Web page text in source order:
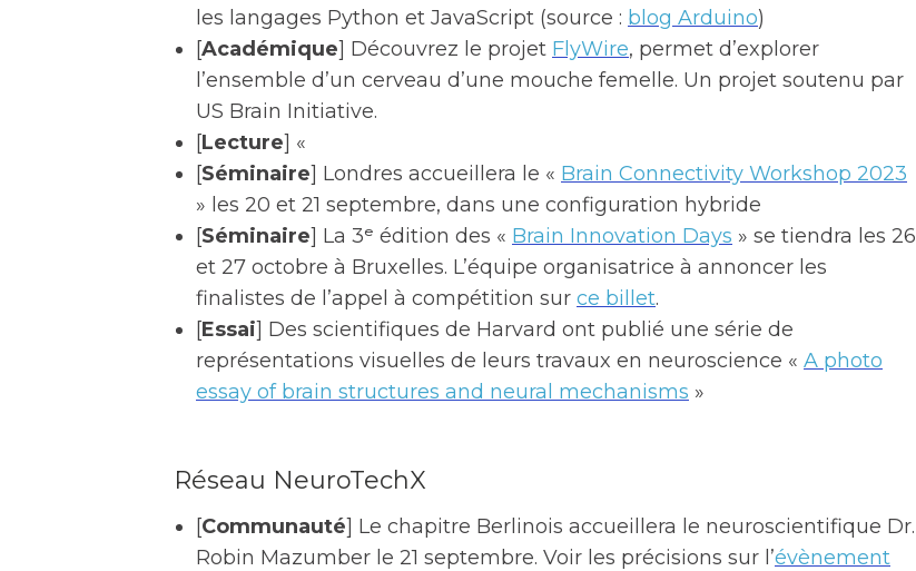
les langages Python et JavaScript (source : blog Arduino)
[Académique] Découvrez le projet FlyWire, permet d’explorer
l’ensemble d’un cerveau d’une mouche femelle. Un projet soutenu par
US Brain Initiative.
[Lecture] «
[Séminaire] Londres accueillera le « Brain Connectivity Workshop 2023
» les 20 et 21 septembre, dans une configuration hybride
[Séminaire] La 3ᵉ édition des « Brain Innovation Days » se tiendra les 26
et 27 octobre à Bruxelles. L’équipe organisatrice à annoncer les
finalistes de l’appel à compétition sur ce billet.
[Essai] Des scientifiques de Harvard ont publié une série de
représentations visuelles de leurs travaux en neuroscience « A photo
essay of brain structures and neural mechanisms »
Réseau NeuroTechX
[Communauté] Le chapitre Berlinois accueillera le neuroscientifique Dr.
Robin Mazumber le 21 septembre. Voir les précisions sur l’évènement